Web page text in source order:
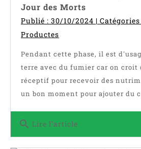
Jour des Morts
Publié : 30/10/2024 | Catégories
Productes
Pendant cette phase, il est
terre avec du fumier car on croit
réceptif pour recevoir des
un bon moment pour ajouter du
search Lire l'article